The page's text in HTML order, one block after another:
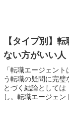
【タイプ別】
ない方がいい人
「転職エージェン
う転職の疑問に完
とづく結論として
し。転職エージェン